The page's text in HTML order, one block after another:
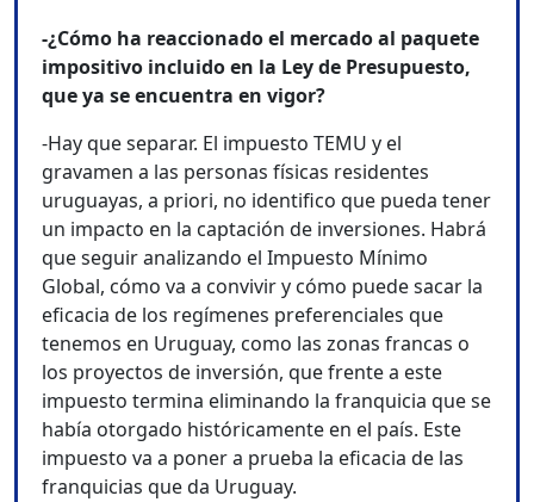
-¿Cómo ha reaccionado el mercado al paquete
impositivo incluido en la Ley de Presupuesto,
que ya se encuentra en vigor?
-Hay que separar. El impuesto TEMU y el
gravamen a las personas físicas residentes
uruguayas, a priori, no identifico que pueda tener
un impacto en la captación de inversiones. Habrá
que seguir analizando el Impuesto Mínimo
Global, cómo va a convivir y cómo puede sacar la
eficacia de los regímenes preferenciales que
tenemos en Uruguay, como las zonas francas o
los proyectos de inversión, que frente a este
impuesto termina eliminando la franquicia que se
había otorgado históricamente en el país. Este
impuesto va a poner a prueba la eficacia de las
franquicias que da Uruguay.